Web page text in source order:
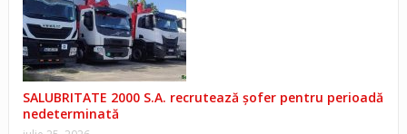
SALUBRITATE 2000 S.A. recrutează șofer pentru perioadă
nedeterminată